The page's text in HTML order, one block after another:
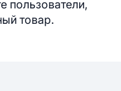
пользователи,
товар.